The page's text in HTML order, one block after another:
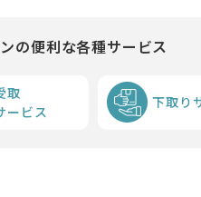
の便利な各種サービス
取
ービス
下取り